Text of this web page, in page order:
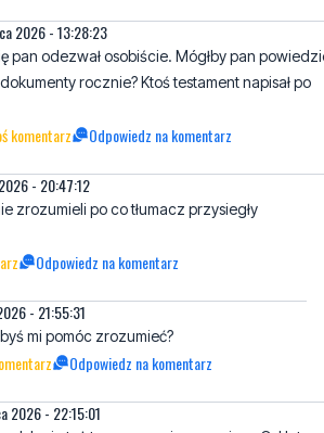
komentarz Odpowiedz na komentarz
- 20:47:12
zrozumieli po co tłumacz przysiegły
Odpowiedz na komentarz
- 21:55:31
mi pomóc zrozumieć?
2026 - 22:15:01
bo ja też tępa masa nie rozumiem. Od lat
tłumacza przysięgłego. Powiedz nam po